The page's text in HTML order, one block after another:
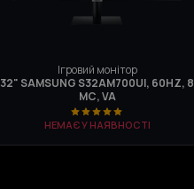
Ігровий монітор
32" SAMSUNG S32AM700UI, 60HZ, 8
МС, VA
НЕМАЄ У НАЯВНОСТІ